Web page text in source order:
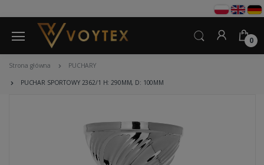
0
Strona główna PUCHARY
PUCHAR SPORTOWY 2362/1 H: 290MM, D: 100MM